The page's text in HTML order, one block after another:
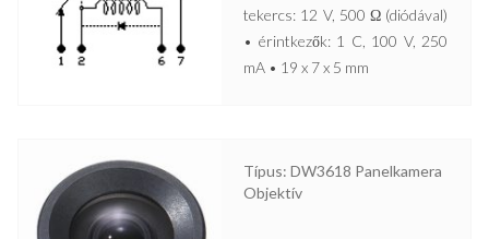
tekercs: 12 V, 500 Ω (diódával)
• érintkezők: 1 C, 100 V, 250
mA • 19 x 7 x 5 mm
Típus: DW3618 Panelkamera
Objektív